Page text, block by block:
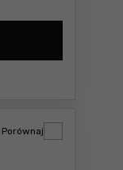
Makita
Porównaj